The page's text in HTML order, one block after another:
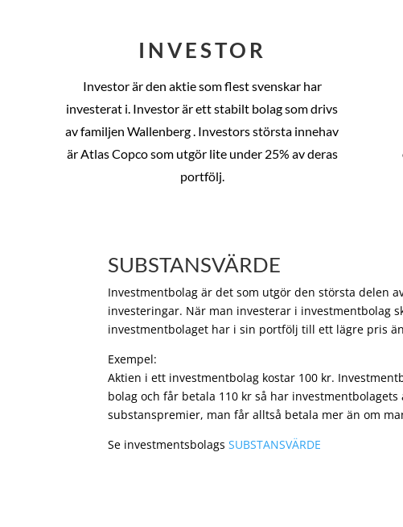
INVESTOR
Investor är den aktie som flest svenskar har
investerat i. Investor är ett stabilt bolag som drivs
av familjen Wallenberg . Investors största innehav
är Atlas Copco som utgör lite under 25% av deras
portfölj.
SUBSTANSVÄRDE
Investmentbolag är det som utgör den största delen
investeringar. När man investerar i investmentbolag
investmentbolaget har i sin portfölj till ett lägre pris
Exempel:
Aktien i ett investmentbolag kostar 100 kr.
bolag och får betala 110 kr så har
substanspremier, man får alltså betala mer än om
Se investmentsbolagsSUBSTANSVÄRDE